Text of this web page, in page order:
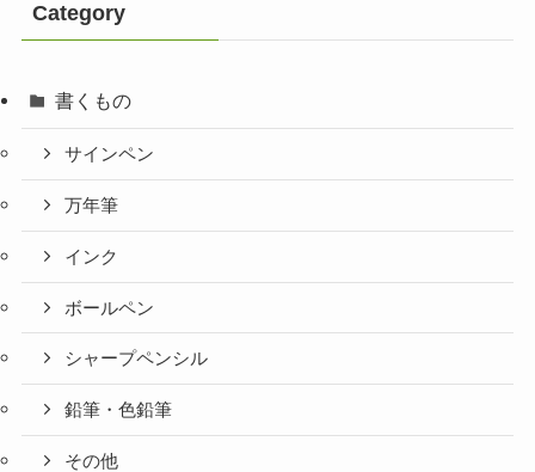
Category
書くもの
サインペン
万年筆
インク
ボールペン
シャープペンシル
鉛筆・色鉛筆
その他